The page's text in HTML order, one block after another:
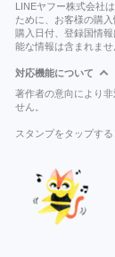
LINEヤフー株式会社
ために、お客様の購入
購入日付、登録国情
能な情報は含まれませ
対応機能について
著作者の意向により
せん。
スタンプをタップす